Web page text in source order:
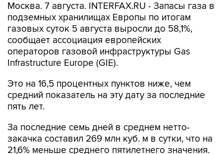
Москва. 7 августа. INTERFAX.RU - Запасы газа в
подземных хранилищах Европы по итогам
газовых суток 5 августа выросли до 58,1%,
сообщает ассоциация европейских
операторов газовой инфраструктуры Gas
Infrastructure Europe (GIE).
Это на 16,5 процентных пунктов ниже, чем
средний показатель на эту дату за последние
пять лет.
За последние семь дней в среднем нетто-
закачка составил 269 млн куб. м в сутки, что на
21,6% меньше среднего пятилетнего значения.